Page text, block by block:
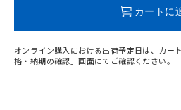
カートに
オンライン購入における出荷予定日は、カー
格・納期の確認」画面にてご確認ください。